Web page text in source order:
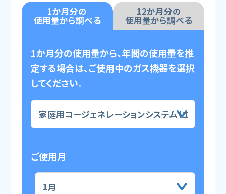
1か月分の
使用量から調べる
12か月分の
使用量から調べる
1か月分の使用量から、年間の使用量を推
定する場合は、ご使用中のガス機器を選択
してください。
ご使用月